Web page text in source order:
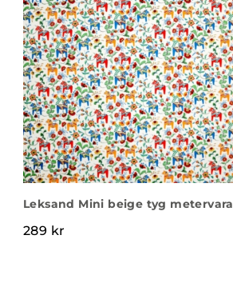
Leksand Mini beige tyg metervara
289 kr